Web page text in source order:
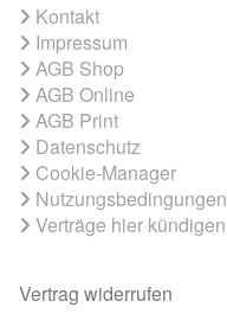
Kontakt
Impressum
AGB Shop
AGB Online
AGB Print
Datenschutz
Cookie-Manager
Nutzungsbedingungen
Verträge hier kündigen
Vertrag widerrufen